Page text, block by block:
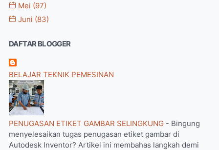
Mei (97)
Juni (83)
DAFTAR BLOGGER
BELAJAR TEKNIK PEMESINAN
PENUGASAN ETIKET GAMBAR SELINGKUNG - Bingung
menyelesaikan tugas penugasan etiket gambar di
Autodesk Inventor? Artikel ini membahas langkah demi